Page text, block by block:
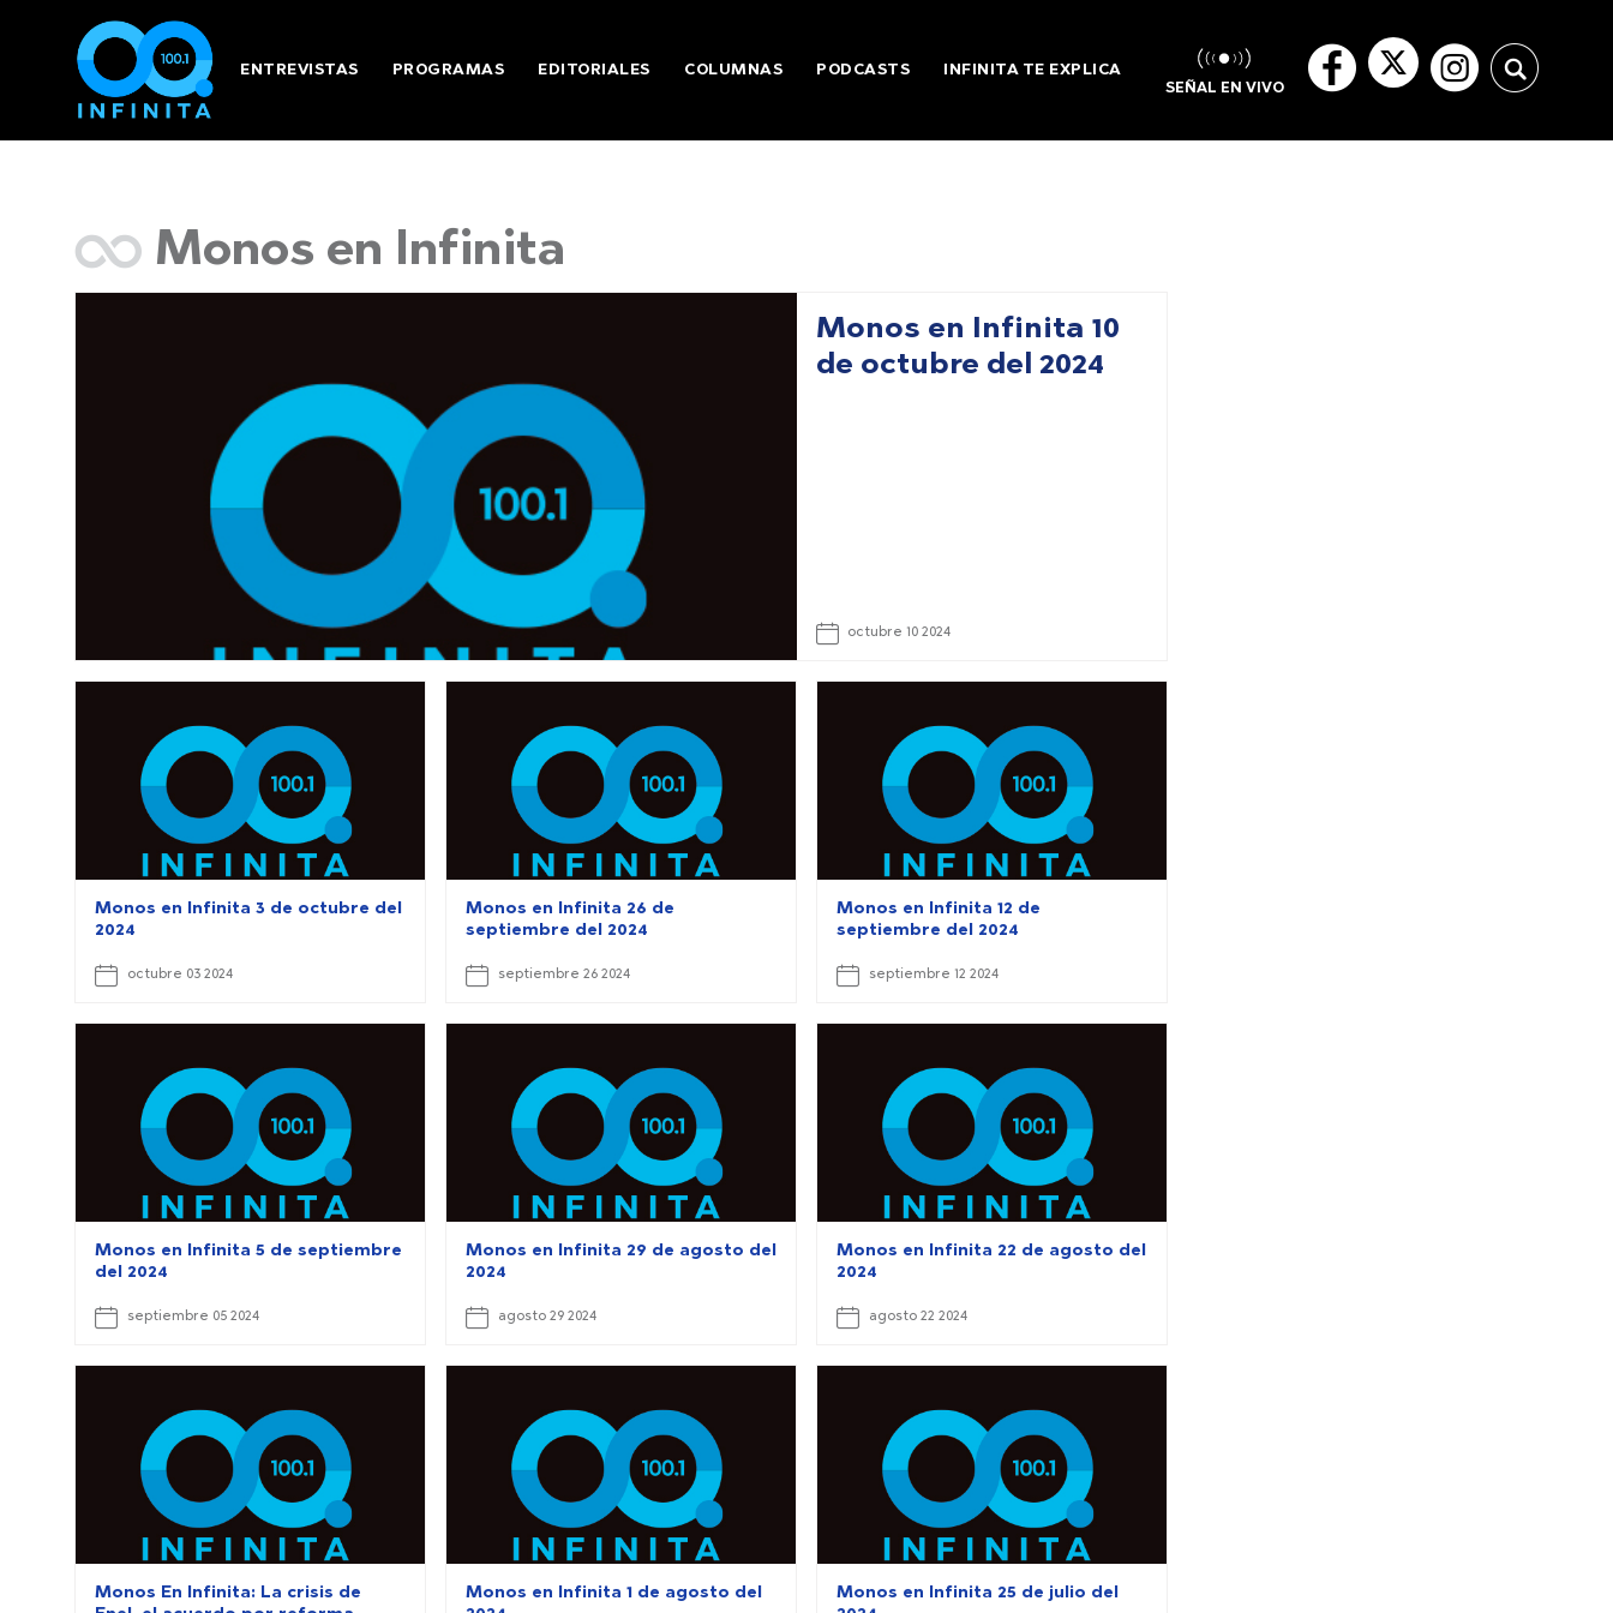
ENTREVISTAS PROGRAMAS EDITORIALES COLUMNAS PODCASTS INFINITA TE EXPLICA
SEÑAL EN VIVO
Monos en Infinita
Monos en Infinita 10
de octubre del 2024
octubre 10 2024
Monos en Infinita 3 de octubre del
2024
octubre 03 2024
Monos en Infinita 26 de
septiembre del 2024
septiembre 26 2024
Monos en Infinita 12 de
septiembre del 2024
septiembre 12 2024
Monos en Infinita 5 de septiembre
del 2024
septiembre 05 2024
Monos en Infinita 29 de agosto del
2024
agosto 29 2024
Monos en Infinita 22 de agosto del
2024
agosto 22 2024
Monos En Infinita: La crisis de
Monos en Infinita 1 de agosto del
Monos en Infinita 25 de julio del